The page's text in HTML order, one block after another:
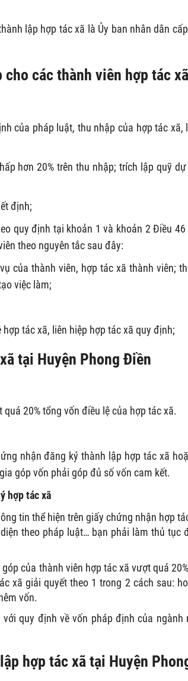
lập hợp tác xã là Ủy ban nhân dân
các thành viên hợp tác
của pháp luật, thu nhập của hợp tác xã,
hơn 20% trên thu nhập; trích lập quỹ
định;
quy định tại khoản 1 và khoản 2 Điều
theo nguyên tắc sau đây:
của thành viên, hợp tác xã thành viên;
việc làm;
tác xã, liên hiệp hợp tác xã quy định;
tại Huyện Phong Điền
20% tổng vốn điều lệ của hợp tác xã.
nhận đăng ký thành lập hợp tác xã
góp vốn phải góp đủ số vốn cam kết.
hợp tác xã
tin thể hiện trên giấy chứng nhận hợp
theo pháp luật… bạn phải làm thủ tục
của thành viên hợp tác xã vượt quá
xã giải quyết theo 1 trong 2 cách sau:
vốn.
quy định về vốn pháp định của ngành
hợp tác xã tại Huyện